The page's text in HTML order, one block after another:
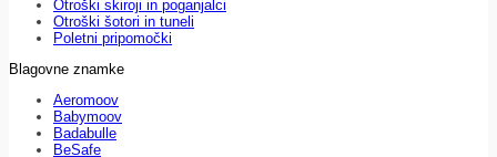
Otroški skiroji in poganjalci
Otroški šotori in tuneli
Poletni pripomočki
Blagovne znamke
Aeromoov
Babymoov
Badabulle
BeSafe